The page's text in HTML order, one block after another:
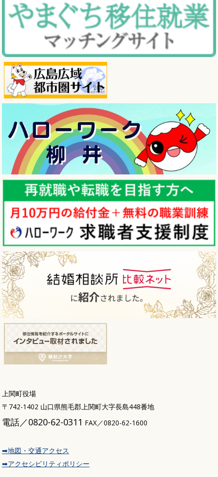
上関町役場
〒742-1402 山口県熊毛郡上関町大字長島448番地
電話／0820-62-0311 FAX／0820-62-1600
➡地図・交通アクセス
➡アクセシビリティポリシー